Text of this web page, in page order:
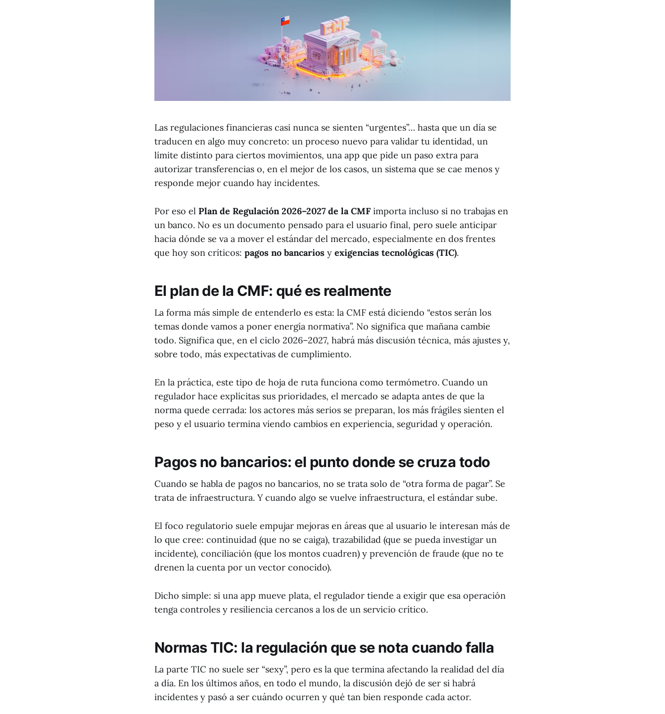
Las regulaciones financieras casi nunca se sienten “urgentes”… hasta que un día se
traducen en algo muy concreto: un proceso nuevo para validar tu identidad, un
límite distinto para ciertos movimientos, una app que pide un paso extra para
autorizar transferencias o, en el mejor de los casos, un sistema que se cae menos y
responde mejor cuando hay incidentes.
Por eso el Plan de Regulación 2026–2027 de la CMF importa incluso si no trabajas en
un banco. No es un documento pensado para el usuario final, pero suele anticipar
hacia dónde se va a mover el estándar del mercado, especialmente en dos frentes
que hoy son críticos: pagos no bancarios y exigencias tecnológicas (TIC).
El plan de la CMF: qué es realmente
La forma más simple de entenderlo es esta: la CMF está diciendo “estos serán los
temas donde vamos a poner energía normativa”. No significa que mañana cambie
todo. Significa que, en el ciclo 2026–2027, habrá más discusión técnica, más ajustes y,
sobre todo, más expectativas de cumplimiento.
En la práctica, este tipo de hoja de ruta funciona como termómetro. Cuando un
regulador hace explícitas sus prioridades, el mercado se adapta antes de que la
norma quede cerrada: los actores más serios se preparan, los más frágiles sienten el
peso y el usuario termina viendo cambios en experiencia, seguridad y operación.
Pagos no bancarios: el punto donde se cruza todo
Cuando se habla de pagos no bancarios, no se trata solo de “otra forma de pagar”. Se
trata de infraestructura. Y cuando algo se vuelve infraestructura, el estándar sube.
El foco regulatorio suele empujar mejoras en áreas que al usuario le interesan más de
lo que cree: continuidad (que no se caiga), trazabilidad (que se pueda investigar un
incidente), conciliación (que los montos cuadren) y prevención de fraude (que no te
drenen la cuenta por un vector conocido).
Dicho simple: si una app mueve plata, el regulador tiende a exigir que esa operación
tenga controles y resiliencia cercanos a los de un servicio crítico.
Normas TIC: la regulación que se nota cuando falla
La parte TIC no suele ser “sexy”, pero es la que termina afectando la realidad del día
a día. En los últimos años, en todo el mundo, la discusión dejó de ser si habrá
incidentes y pasó a ser cuándo ocurren y qué tan bien responde cada actor.